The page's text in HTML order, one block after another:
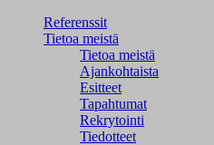
Referenssit
Tietoa meistä
Tietoa meistä
Ajankohtaista
Esitteet
Tapahtumat
Rekrytointi
Tiedotteet